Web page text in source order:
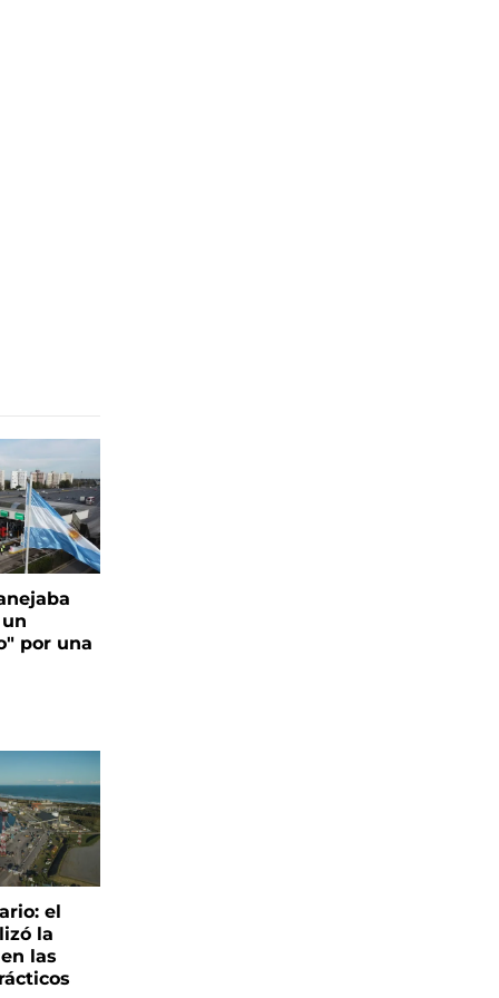
por una
el
la
las